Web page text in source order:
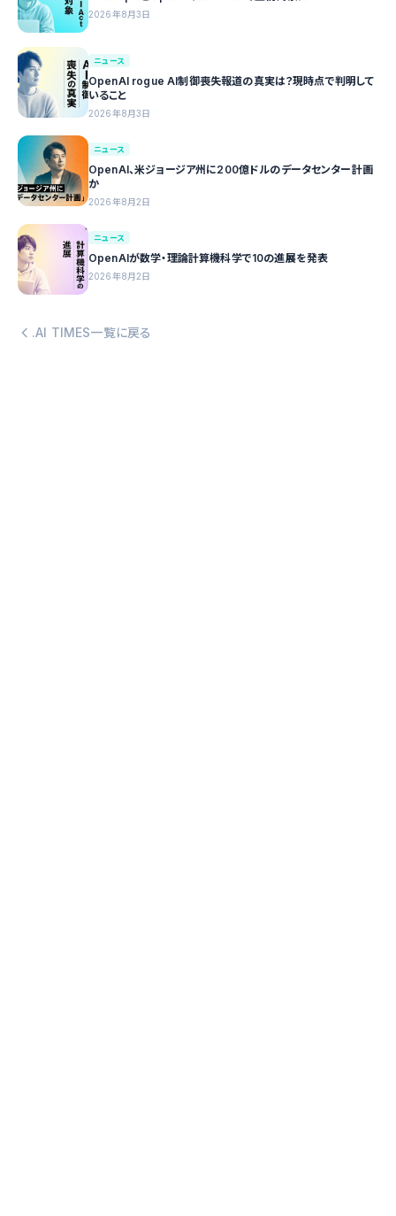
2026年8月3日
ニュース
OpenAI rogue AI制御喪失報道の真実は？現時点で判明して
いること
2026年8月3日
ニュース
OpenAI、米ジョージア州に200億ドルのデータセンター計画
か
2026年8月2日
ニュース
OpenAIが数学・理論計算機科学で10の進展を発表
2026年8月2日
.AI TIMES一覧に戻る